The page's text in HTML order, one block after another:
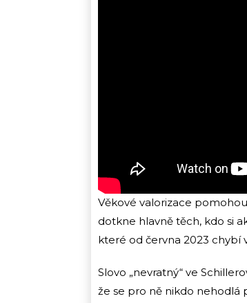
Věkové valorizace
dotkne hlavně těch, kdo si
které od června 2023 chybí
Slovo „nevratný“ ve
že se pro ně nikdo nehodlá